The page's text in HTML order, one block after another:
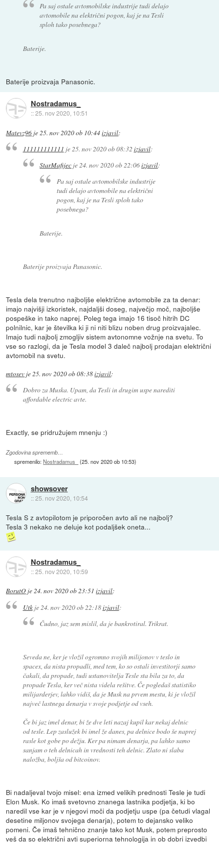
Pa saj ostale avtomobilske industrije tudi delajo
avtomobile na električni pogon, kaj je na Tesli
sploh tako posebnega?
Baterije.
Baterije proizvaja Panasonic.
Nostradamus_
::25. nov 2020, 10:51
Matevz96 je 25. nov 2020 ob 10:44izjavil:
111111111111 je25. nov 2020 ob 08:32 izjavil:
StarMafijec je24. nov 2020 ob 22:06izjavil:
Pa saj ostale avtomobilske industrije
tudi delajo avtomobile na električni
pogon, kaj je na Tesli sploh tako
posebnega?
Baterije.
Baterije proizvaja Panasonic.
Tesla dela trenutno najboljše električne avtomobile za ta denar:
imajo najvišji izkoristek, najdaljši doseg, največjo moč, najboljše
pospeške in tako naprej. Poleg tega imajo 16 tisoč hitrih DC
polnilnic, kar je številka ki ji ni niti blizu noben drug proizvajalec.
Imajo tudi najbolj zmogljiv sistem avtonomne vožnje na svetu. To
vse so razlogi, da je Tesla model 3 daleč najbolj prodajan električni
avtomobil na svetu.
mtosev je25. nov 2020 ob 08:38izjavil:
Dobro za Muska. Upam, da Tesli in drugim uspe narediti
affordable electric avte.
Exactly, se pridružujem mnenju :)
Zgodovina sprememb…
spremenilo:Nostradamus_ (25. nov 2020 ob 10:53)
showsover
::25. nov 2020, 10:54
Tesla S z avtopilotom je priporočen avto ali ne najbolj?
Tesla 3 nekako ne deluje kot podaljšek oneta...
Nostradamus_
::25. nov 2020, 10:59
BorutO je24. nov 2020 ob 23:51 izjavil:
Utkje24. nov 2020 ob 22:18izjavil:
Čudno, jaz sem mislil, da je bankrotiral. Trikrat.
Seveda ne, ker je vložil ogromno svojih milijonov v teslo in
spacex, da nista propadli, med tem, ko so ostali investitorji samo
čakali, da propade, tudi ustanovitelja Tesle sta bila za to, da
propade Tesla, ker več nista videla rešitve. Če pogledaš statistiko
milijarderjev, lahko vidiš, da je Musk na prvem mestu, ki je vložil
največ lastnega denarja v svoje podjetje od vseh.
Če bi jaz imel denar, bi že dve leti nazaj kupil kar nekaj delnic
od tesle. Lep zaslužek bi imel že danes, pa delnice bodo še naprej
rasle kot gobe po dežju. Ker pa nimam denarja, pa lahko samo
sanjam o teh delnicah in vrednosti teh delnic. Zlato ni slaba
naložba, boljša od bitcoinov.
Bi nadaljeval tvojo misel: ena izmed velikih prednosti Tesle je tudi
Elon Musk. Ko imaš svetovno znanega lastnika podjetja, ki bo
naredil vse kar je v njegovi moči da podjetju uspe (pa četudi vlagal
desetine miljonov svojega denarja), potem to dejansko veliko
pomeni. Če imaš tehnično znanje tako kot Musk, potem preprosto
veš da so električni avti superiorna tehnologija in ob dobri izvedbi